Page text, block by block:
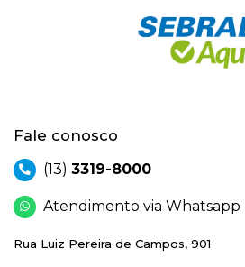
Fale conosco
(13) 3319-8000
Atendimento via Whatsapp
Rua Luiz Pereira de Campos, 901